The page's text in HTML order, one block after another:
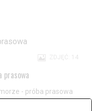
ZDJĘĆ: 14
prasowa
- próba prasowa